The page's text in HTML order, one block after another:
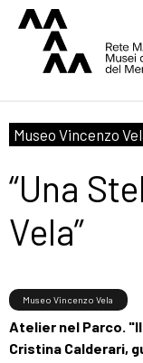
Museo Vincenzo
“Una
Vela”
Atelier nel Parco.
Cristina Calderari,
Museo Vincenzo Vela